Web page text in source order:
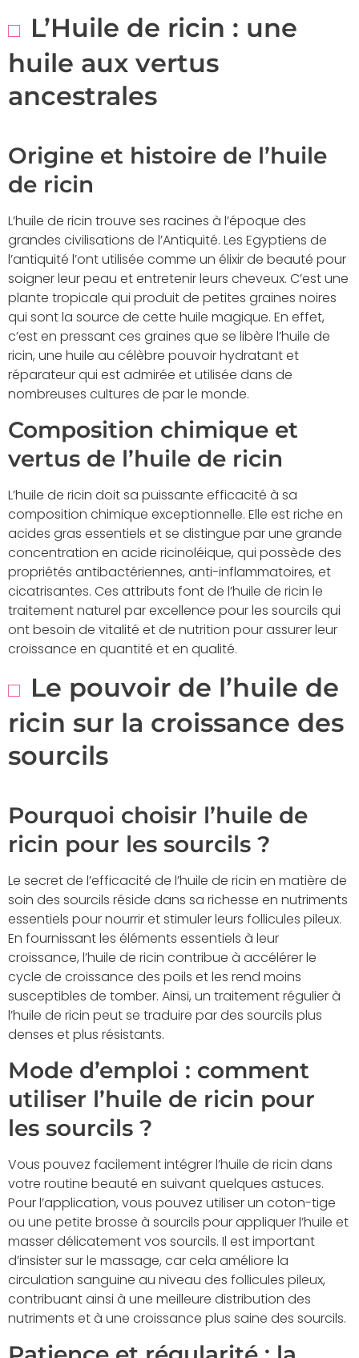
L’Huile de ricin : une
huile aux vertus
ancestrales
Origine et histoire de l’huile
de ricin
L’huile de ricin trouve ses racines à l’époque des
grandes civilisations de l’Antiquité. Les Egyptiens de
l’antiquité l’ont utilisée comme un élixir de beauté pour
soigner leur peau et entretenir leurs cheveux. C’est une
plante tropicale qui produit de petites graines noires
qui sont la source de cette huile magique. En effet,
c’est en pressant ces graines que se libère l’huile de
ricin, une huile au célèbre pouvoir hydratant et
réparateur qui est admirée et utilisée dans de
nombreuses cultures de par le monde.
Composition chimique et
vertus de l’huile de ricin
L’huile de ricin doit sa puissante efficacité à sa
composition chimique exceptionnelle. Elle est riche en
acides gras essentiels et se distingue par une grande
concentration en acide ricinoléique, qui possède des
propriétés antibactériennes, anti-inflammatoires, et
cicatrisantes. Ces attributs font de l’huile de ricin le
traitement naturel par excellence pour les sourcils qui
ont besoin de vitalité et de nutrition pour assurer leur
croissance en quantité et en qualité.
Le pouvoir de l’huile de
ricin sur la croissance des
sourcils
Pourquoi choisir l’huile de
ricin pour les sourcils ?
Le secret de l’efficacité de l’huile de ricin en matière de
soin des sourcils réside dans sa richesse en nutriments
essentiels pour nourrir et stimuler leurs follicules pileux.
En fournissant les éléments essentiels à leur
croissance, l’huile de ricin contribue à accélérer le
cycle de croissance des poils et les rend moins
susceptibles de tomber. Ainsi, un traitement régulier à
l’huile de ricin peut se traduire par des sourcils plus
denses et plus résistants.
Mode d’emploi : comment
utiliser l’huile de ricin pour
les sourcils ?
Vous pouvez facilement intégrer l’huile de ricin dans
votre routine beauté en suivant quelques astuces.
Pour l’application, vous pouvez utiliser un coton-tige
ou une petite brosse à sourcils pour appliquer l’huile et
masser délicatement vos sourcils. Il est important
d’insister sur le massage, car cela améliore la
circulation sanguine au niveau des follicules pileux,
contribuant ainsi à une meilleure distribution des
nutriments et à une croissance plus saine des sourcils.